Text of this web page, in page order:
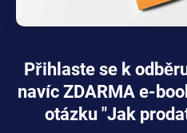
Přihlaste se k
navíc ZDARMA e-
otázku "Jak